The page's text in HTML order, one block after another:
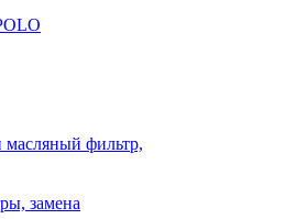
фильтр,
замена